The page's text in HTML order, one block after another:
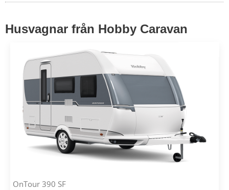
Husvagnar från Hobby Caravan
OnTour 390 SF